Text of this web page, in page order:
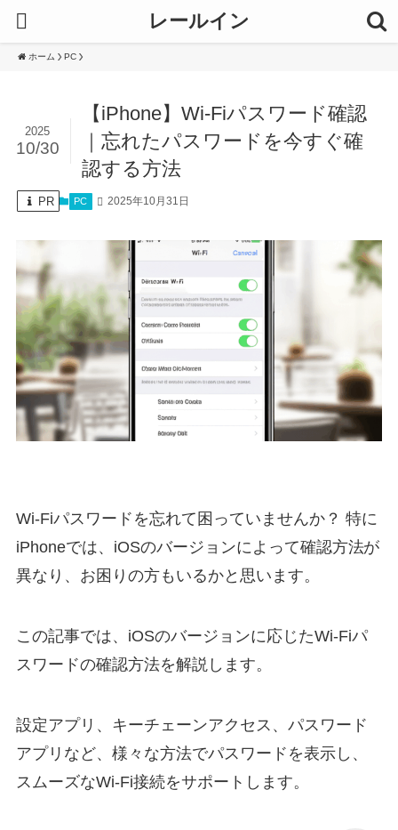
レールイン
ホーム PC
【iPhone】Wi-Fiパスワード確認
｜忘れたパスワードを今すぐ確
認する方法
2025
10/30
PR PC 2025年10月31日
Wi-Fiパスワードを忘れて困っていませんか？ 特に
iPhoneでは、iOSのバージョンによって確認方法が
異なり、お困りの方もいるかと思います。
この記事では、iOSのバージョンに応じたWi-Fiパ
スワードの確認方法を解説します。
設定アプリ、キーチェーンアクセス、パスワード
アプリなど、様々な方法でパスワードを表示し、
スムーズなWi-Fi接続をサポートします。